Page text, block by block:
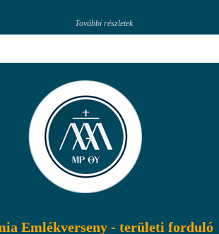
További részletek
Emlékverseny - területi forduló